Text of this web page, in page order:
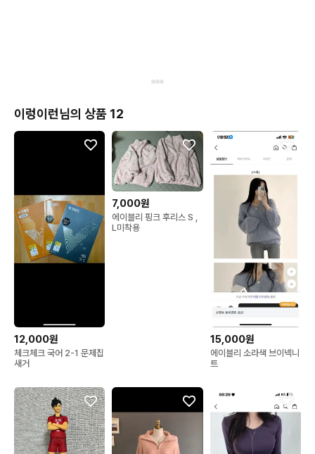
이렁이런님의 상품 12
12,000원
체크체크 국어 2-1 문제집
새거
7,000원
에이블리 핑크 후리스 S ,
L미착용
15,000원
에이블리 소라색 브이넥니
트